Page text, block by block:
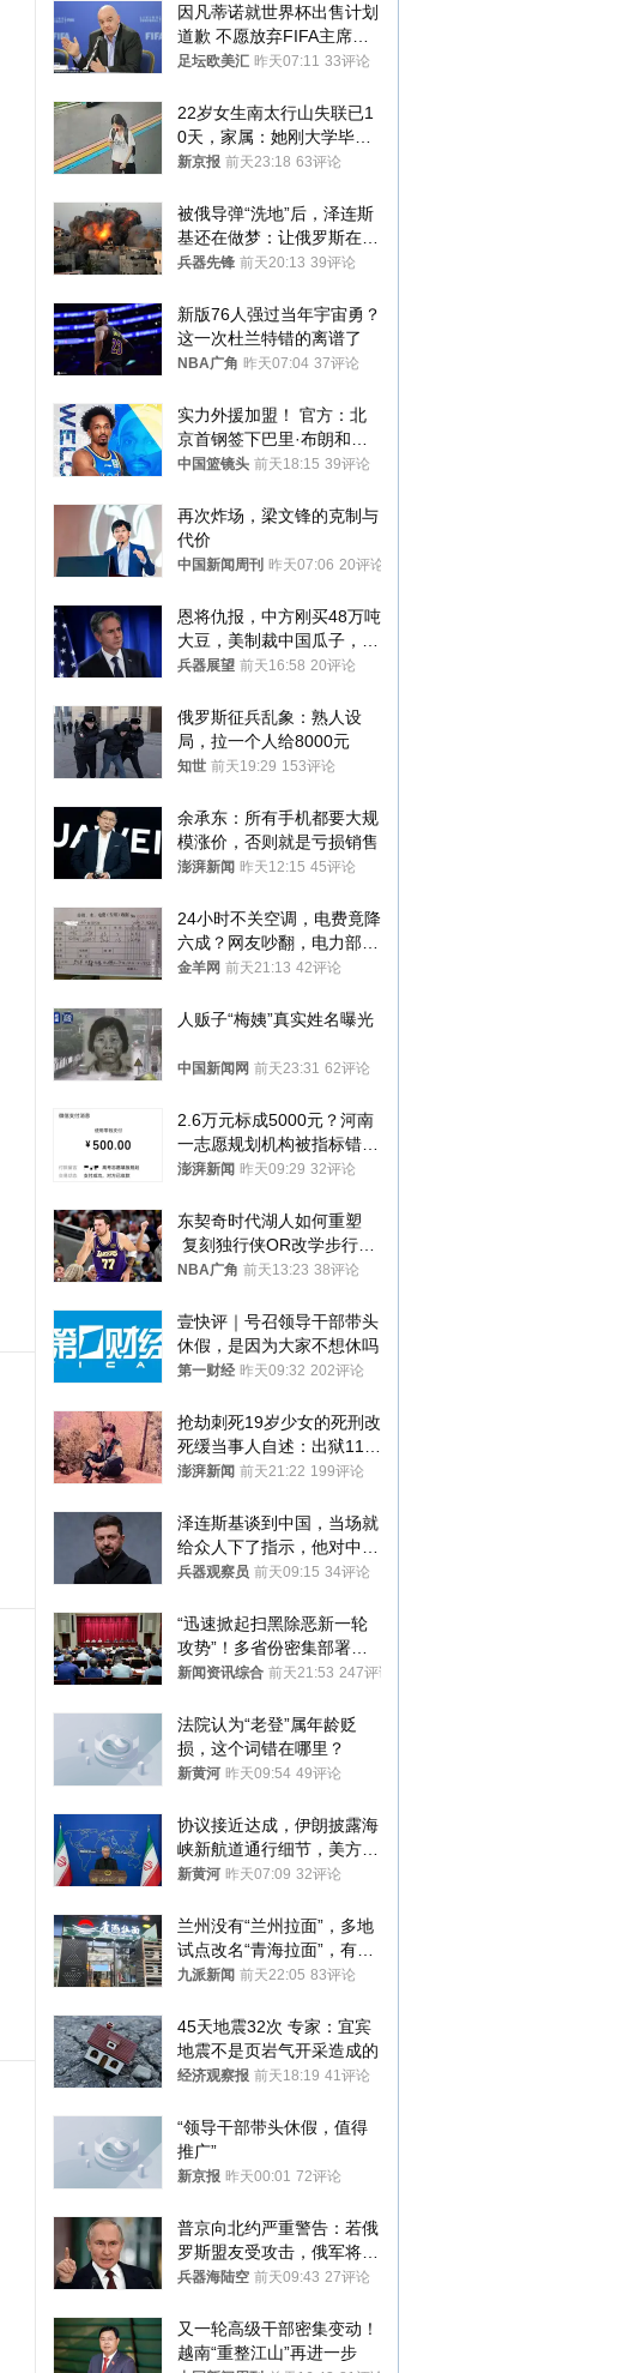
因凡蒂诺就世界杯出售计划
道歉 不愿放弃FIFA主席职
位
足坛欧美汇 昨天07:11 33评论
22岁女生南太行山失联已1
0天，家属：她刚大学毕业
想到山里旅行
新京报 前天23:18 63评论
被俄导弹“洗地”后，泽连斯
基还在做梦：让俄罗斯在冬
季前求和？
兵器先锋 前天20:13 39评论
新版76人强过当年宇宙勇？
这一次杜兰特错的离谱了
NBA广角 昨天07:04 37评论
实力外援加盟！ 官方：北
京首钢签下巴里·布朗和桑
普森
中国篮镜头 前天18:15 39评论
再次炸场，梁文锋的克制与
代价
中国新闻周刊 昨天07:06 20评论
恩将仇报，中方刚买48万吨
大豆，美制裁中国瓜子，布
林肯措辞变了
兵器展望 前天16:58 20评论
俄罗斯征兵乱象：熟人设
局，拉一个人给8000元
知世 前天19:29 153评论
余承东：所有手机都要大规
模涨价，否则就是亏损销售
澎湃新闻 昨天12:15 45评论
24小时不关空调，电费竟降
六成？网友吵翻，电力部门
回应→
金羊网 前天21:13 42评论
人贩子“梅姨”真实姓名曝光
中国新闻网 前天23:31 62评论
2.6万元标成5000元？河南
一志愿规划机构被指标错学
费致考生复读
澎湃新闻 昨天09:29 32评论
东契奇时代湖人如何重塑
复刻独行侠OR改学步行
者？
NBA广角 前天13:23 38评论
壹快评｜号召领导干部带头
休假，是因为大家不想休吗
第一财经 昨天09:32 202评论
抢劫刺死19岁少女的死刑改
死缓当事人自述：出狱11年
间始终刻意躲避被害人家属
澎湃新闻 前天21:22 199评论
泽连斯基谈到中国，当场就
给众人下了指示，他对中国
和中乌关系，显然又有了新
兵器观察员 前天09:15 34评论
“迅速掀起扫黑除恶新一轮
攻势”！多省份密集部署，
公布举报方式
新闻资讯综合 前天21:53 247评论
法院认为“老登”属年龄贬
损，这个词错在哪里？
新黄河 昨天09:54 49评论
协议接近达成，伊朗披露海
峡新航道通行细节，美方再
提“倒计时”
新黄河 昨天07:09 32评论
兰州没有“兰州拉面”，多地
试点改名“青海拉面”，有商
家改名已两年
九派新闻 前天22:05 83评论
45天地震32次 专家：宜宾
地震不是页岩气开采造成的
经济观察报 前天18:19 41评论
“领导干部带头休假，值得
推广”
新京报 昨天00:01 72评论
普京向北约严重警告：若俄
罗斯盟友受攻击，俄军将动
用核武器保护
兵器海陆空 前天09:43 27评论
又一轮高级干部密集变动！
越南“重整江山”再进一步